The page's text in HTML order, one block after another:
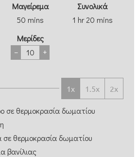
Μαγείρεμα
50 mins
Συνολικά
1 hr 20 mins
Μερίδες
–
+
1x 1.5x 2x
σε θερμοκρασία δωματίου
σε θερμοκρασία δωματίου
βανίλιας